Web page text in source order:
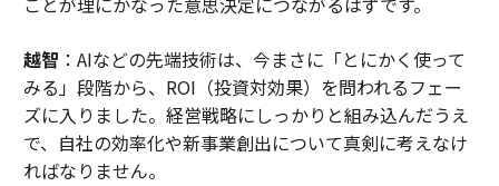
越智 ：AIなどの先端技術は、今まさに「とにかく使って
みる」段階から、ROI（投資対効果）を問われるフェー
ズに入りました。経営戦略にしっかりと組み込んだうえ
で、自社の効率化や新事業創出について真剣に考えなけ
ればなりません。